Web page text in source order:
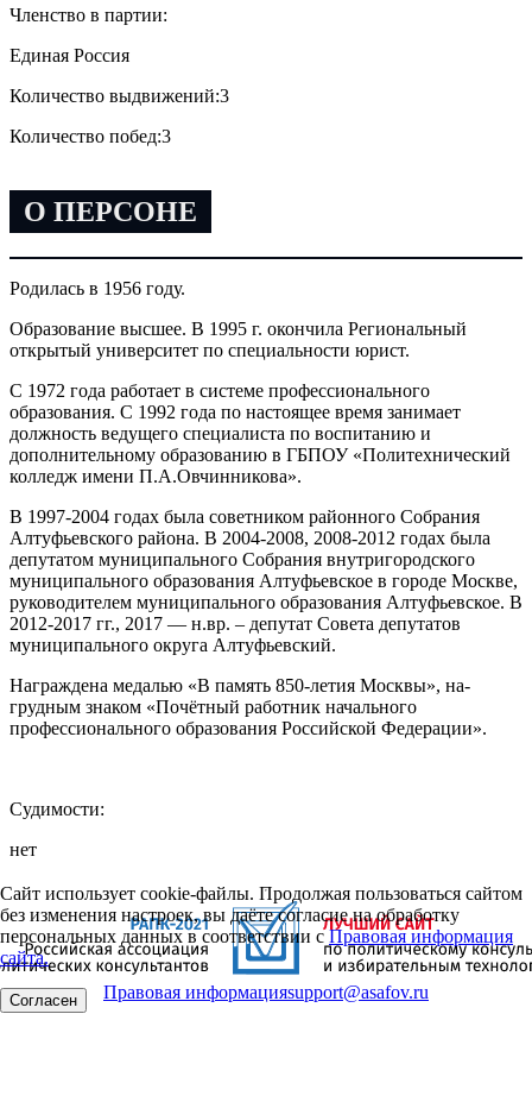
Членство в партии:
Единая Россия
Количество выдвижений:3
Количество побед:3
О ПЕРСОНЕ
Родилась в 1956 году.
Образование высшее. В 1995 г. окончила Региональный
открытый университет по специальности юрист.
С 1972 года работает в системе профессионального
образования. С 1992 года по настоящее время занимает
должность ведущего специалиста по воспитанию и
дополнительному образованию в ГБПОУ «Политехнический
колледж имени П.А.Овчинникова».
В 1997-2004 годах была советником районного Собрания
Алтуфьевского района. В 2004-2008, 2008-2012 годах была
депутатом муниципального Собрания внутригородского
муниципального образования Алтуфьевское в городе Москве,
руководителем муниципального образования Алтуфьевское. В
2012-2017 гг., 2017 — н.вр. – депутат Совета депутатов
муниципального округа Алтуфьевский.
Награждена медалью «В память 850-летия Москвы», на­
грудным знаком «Почётный работник начального
профессионального образования Российской Федерации».
Судимости:
нет
Сайт использует cookie-файлы. Продолжая пользоваться сайтом
без изменения настроек, вы даёте согласие на обработку
персональных данных в соответствии сПравовая информация
сайта.
Согласен Правовая информацияsupport@asafov.ru